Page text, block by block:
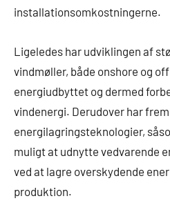
installationsomkostningerne.
Ligeledes har udviklingen af
vindmøller, både onshore og
energiudbyttet og dermed
vindenergi. Derudover har
energilagringsteknologier,
muligt at udnytte vedvarende
ved at lagre overskydende
produktion.